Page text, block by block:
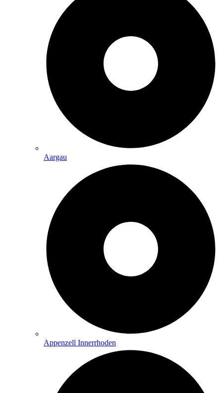
Aargau
Appenzell Innerrhoden